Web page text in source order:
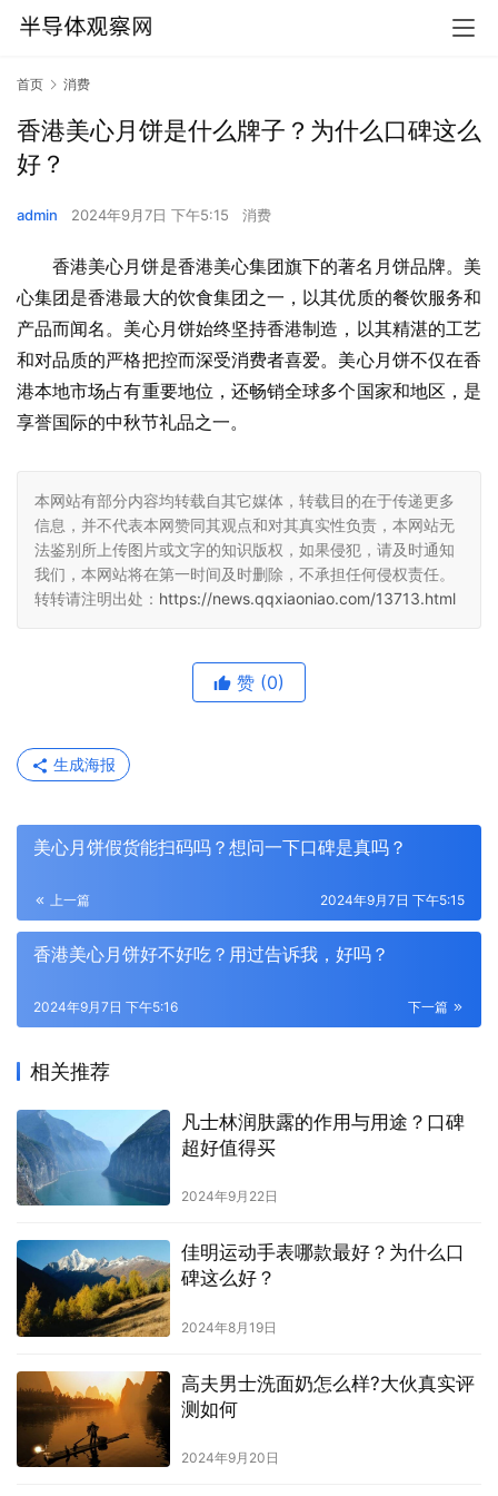
首页 消费
香港美心月饼是什么牌子？为什么口碑这么
好？
admin 2024年9月7日 下午5:15 消费
香港美心月饼是香港美心集团旗下的著名月饼品牌。美
心集团是香港最大的饮食集团之一，以其优质的餐饮服务和
产品而闻名。美心月饼始终坚持香港制造，以其精湛的工艺
和对品质的严格把控而深受消费者喜爱。美心月饼不仅在香
港本地市场占有重要地位，还畅销全球多个国家和地区，是
享誉国际的中秋节礼品之一。
本网站有部分内容均转载自其它媒体，转载目的在于传递更多
信息，并不代表本网赞同其观点和对其真实性负责，本网站无
法鉴别所上传图片或文字的知识版权，如果侵犯，请及时通知
我们，本网站将在第一时间及时删除，不承担任何侵权责任。
转转请注明出处： https://news.qqxiaoniao.com/13713.html
赞 (0)
生成海报
美心月饼假货能扫码吗？想问一下口碑是真吗？
上一篇 2024年9月7日 下午5:15
香港美心月饼好不好吃？用过告诉我，好吗？
下一篇
2024年9月7日 下午5:16
相关推荐
凡士林润肤露的作用与用途？口碑
超好值得买
2024年9月22日
佳明运动手表哪款最好？为什么口
碑这么好？
2024年8月19日
高夫男士洗面奶怎么样?大伙真实评
测如何
2024年9月20日